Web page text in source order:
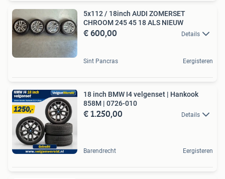
5x112 / 18inch AUDI ZOMERSET
CHROOM 245 45 18 ALS NIEUW
€ 600,00 Details
Sint Pancras Eergisteren
18 inch BMW I4 velgenset | Hankook
858M | 0726-010
€ 1.250,00 Details
Barendrecht Eergisteren